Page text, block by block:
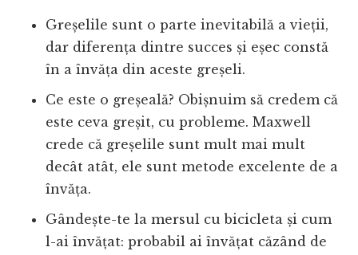
Greșelile sunt o parte inevitabilă a vieții,
dar diferența dintre succes și eșec constă
în a învăța din aceste greșeli.
Ce este o greșeală? Obișnuim să credem că
este ceva greșit, cu probleme. Maxwell
crede că greșelile sunt mult mai mult
decât atât, ele sunt metode excelente de a
învăța.
Gândește-te la mersul cu bicicleta și cum
l-ai învățat: probabil ai învățat căzând de